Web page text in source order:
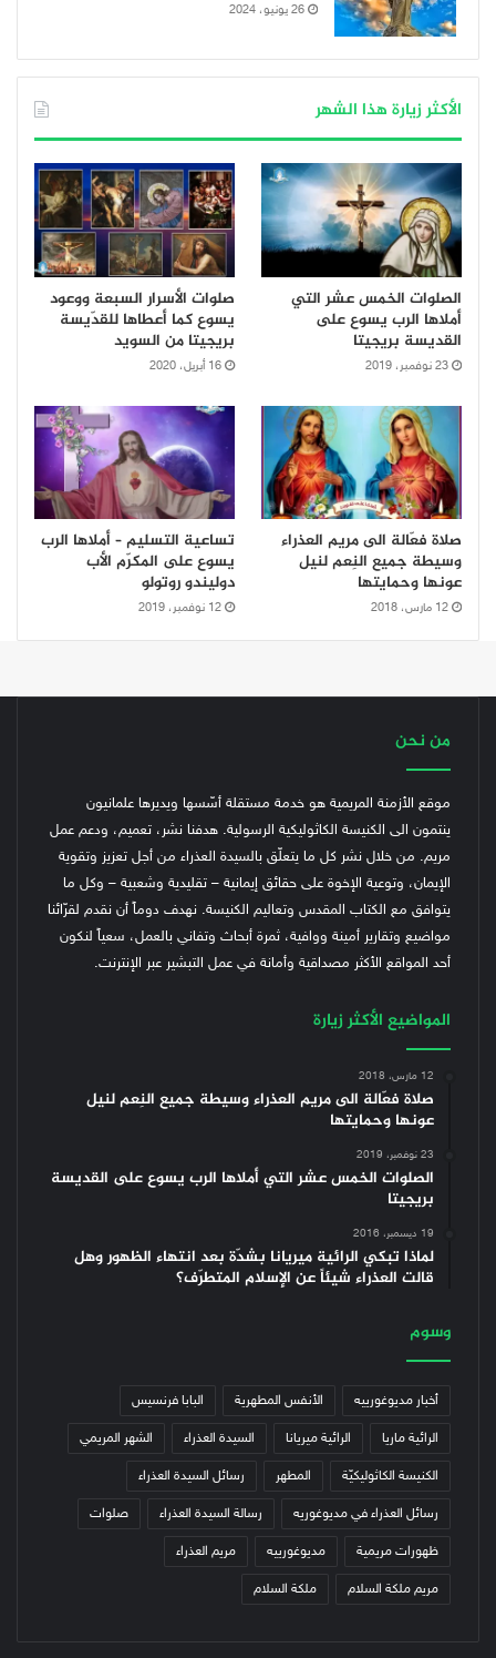
26 يونيو، 2024
الأكثر زيارة هذا الشهر
الصلوات الخمس عشر التي
أملاها الرب يسوع على
القديسة بريجيتا
23 نوفمبر، 2019
صلوات الأسرار السبعة ووعود
يسوع كما أعطاها للقدّيسة
بريجيتا من السويد
16 أبريل، 2020
صلاة فعّالة الى مريم العذراء
وسيطة جميع النِعم لنيل
عونها وحمايتها
12 مارس، 2018
تساعية التسليم – أملاها الرب
يسوع على المكرّم الأب
دوليندو روتولو
12 نوفمبر، 2019
من نحن
موقع الأزمنة المريمية هو خدمة مستقلة أسّسها ويديرها علمانيون
ينتمون الى الكنيسة الكاثوليكية الرسولية. هدفنا نشر، تعميم، ودعم عمل
مريم. من خلال نشر كل ما يتعلّق بالسيدة العذراء من أجل تعزيز وتقوية
الإيمان، وتوعية الإخوة على حقائق إيمانية – تقليدية وشعبية – وكل ما
يتوافق مع الكتاب المقدس وتعاليم الكنيسة. نهدف دوماً أن نقدم لقرّائنا
مواضيع وتقارير أمينة ووافية، ثمرة أبحاث وتفاني بالعمل، سعياً لنكون
أحد المواقع الأكثر مصداقية وأمانة في عمل التبشير عبر الإنترنت.
المواضيع الأكثر زيارة
12 مارس، 2018
صلاة فعّالة الى مريم العذراء وسيطة جميع النِعم لنيل
عونها وحمايتها
23 نوفمبر، 2019
الصلوات الخمس عشر التي أملاها الرب يسوع على القديسة
بريجيتا
19 ديسمبر، 2016
لماذا تبكي الرائية ميريانا بشدّة بعد انتهاء الظهور وهل
قالت العذراء شيئاً عن الإسلام المتطرّف؟
وسوم
أخبار مديوغورييه الأنفس المطهرية البابا فرنسيس
الرائية ماريا الرائية ميريانا السيدة العذراء الشهر المريمي
الكنيسة الكاثوليكيّة المطهر رسائل السيدة العذراء
رسائل العذراء في مديوغوريه رسالة السيدة العذراء صلوات
ظهورات مريمية مديوغورييه مريم العذراء
مريم ملكة السلام ملكة السلام